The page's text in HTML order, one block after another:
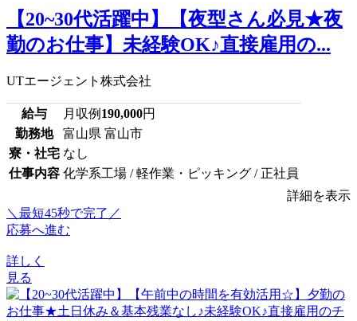
【20~30代活躍中】【夜型さん必見★夜
勤のお仕事】未経験OK♪直接雇用の...
UTエージェント株式会社
給与 月収例 190,000円
勤務地
富山県 富山市
寮・社宅 なし
仕事内容 化学系工場 / 軽作業・ピッキング / 正社員
詳細を表示
＼最短45秒で完了／
応募へ進む
詳しく
見る